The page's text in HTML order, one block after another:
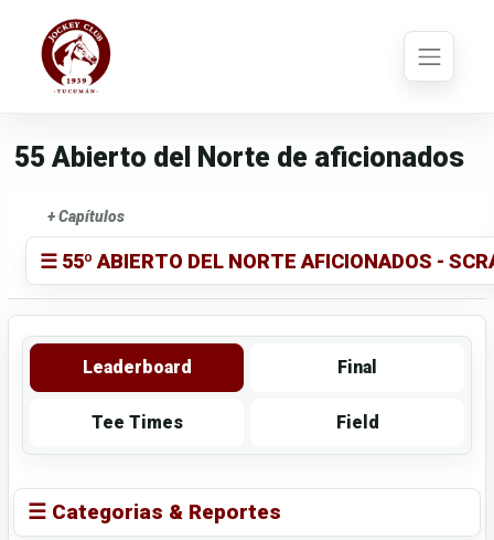
55 Abierto del Norte de aficionados
+ Capítulos
☰ 55º ABIERTO DEL NORTE AFICIONADOS -
Leaderboard Final
Tee Times Field
☰ Categorias & Reportes